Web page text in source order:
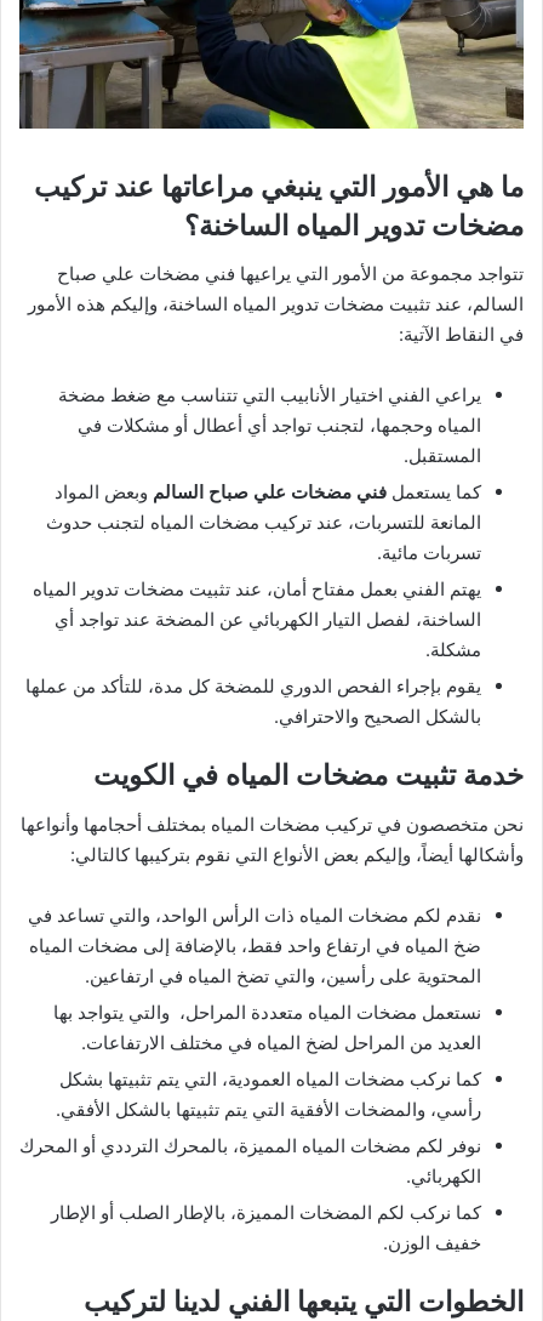
ما هي الأمور التي ينبغي مراعاتها عند تركيب
مضخات تدوير المياه الساخنة؟
تتواجد مجموعة من الأمور التي يراعيها فني مضخات علي صباح
السالم، عند تثبيت مضخات تدوير المياه الساخنة، وإليكم هذه الأمور
في النقاط الآتية:
يراعي الفني اختيار الأنابيب التي تتناسب مع ضغط مضخة
المياه وحجمها، لتجنب تواجد أي أعطال أو مشكلات في
المستقبل.
كما يستعمل فني مضخات علي صباح السالم وبعض المواد
المانعة للتسربات، عند تركيب مضخات المياه لتجنب حدوث
تسربات مائية.
يهتم الفني بعمل مفتاح أمان، عند تثبيت مضخات تدوير المياه
الساخنة، لفصل التيار الكهربائي عن المضخة عند تواجد أي
مشكلة.
يقوم بإجراء الفحص الدوري للمضخة كل مدة، للتأكد من عملها
بالشكل الصحيح والاحترافي.
خدمة تثبيت مضخات المياه في الكويت
نحن متخصصون في تركيب مضخات المياه بمختلف أحجامها وأنواعها
وأشكالها أيضاً، وإليكم بعض الأنواع التي نقوم بتركيبها كالتالي:
نقدم لكم مضخات المياه ذات الرأس الواحد، والتي تساعد في
ضخ المياه في ارتفاع واحد فقط، بالإضافة إلى مضخات المياه
المحتوية على رأسين، والتي تضخ المياه في ارتفاعين.
نستعمل مضخات المياه متعددة المراحل، والتي يتواجد بها
العديد من المراحل لضخ المياه في مختلف الارتفاعات.
كما نركب مضخات المياه العمودية، التي يتم تثبيتها بشكل
رأسي، والمضخات الأفقية التي يتم تثبيتها بالشكل الأفقي.
نوفر لكم مضخات المياه المميزة، بالمحرك الترددي أو المحرك
الكهربائي.
كما نركب لكم المضخات المميزة، بالإطار الصلب أو الإطار
خفيف الوزن.
الخطوات التي يتبعها الفني لدينا لتركيب